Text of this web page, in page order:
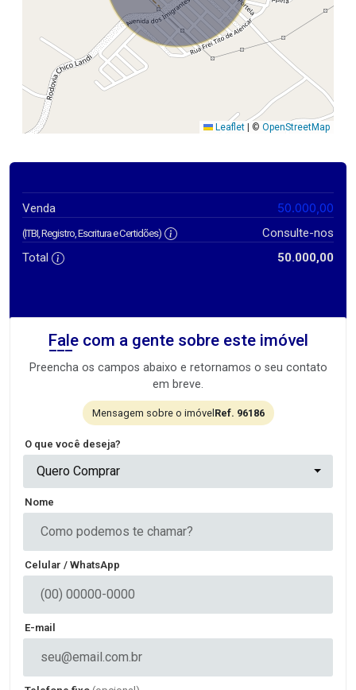
Leaflet © OpenStreetMap
Venda 50.000,00
(ITBI, Registro, Escritura e Certidões)
Consulte-nos
Total
50.000,00
Fale com a gente sobre este imóvel
Preencha os campos abaixo e retornamos o seu contato
em breve.
Mensagem sobre o imóvel Ref. 96186
O que você deseja?
Quero Comprar
Nome
Celular / WhatsApp
E-mail